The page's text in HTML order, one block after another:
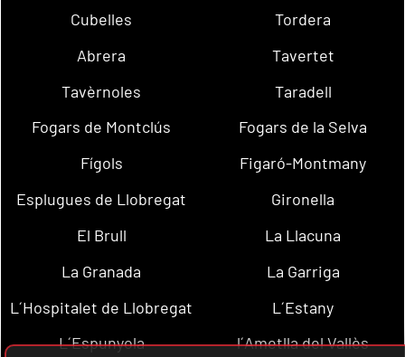
Cubelles
Tordera
Abrera
Tavertet
Tavèrnoles
Taradell
Fogars de Montclús
Fogars de la Selva
Fígols
Figaró-Montmany
Esplugues de Llobregat
Gironella
El Brull
La Llacuna
La Granada
La Garriga
L´Hospitalet de Llobregat
L´Estany
L´Espunyola
l´Ametlla del Vallès